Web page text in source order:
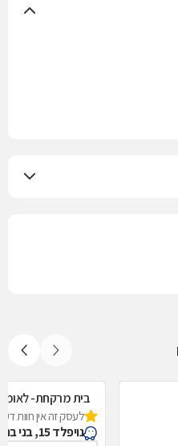
בית מרקחת-
לעסק זה אין חוות
נויפלד 15, בני ברק